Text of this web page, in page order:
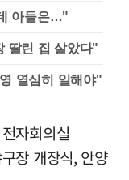
아들은…"
딸린 집 살았다"
열심히 일해야"
자회의실
장 개장식, 안양